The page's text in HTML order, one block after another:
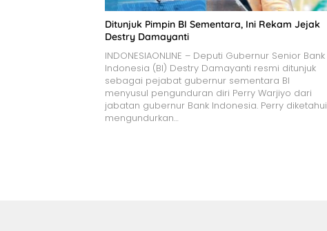
Ditunjuk Pimpin BI Sementara, Ini Rekam Jejak
Destry Damayanti
INDONESIAONLINE – Deputi Gubernur Senior Bank
Indonesia (BI) Destry Damayanti resmi ditunjuk
sebagai pejabat gubernur sementara BI
menyusul pengunduran diri Perry Warjiyo dari
jabatan gubernur Bank Indonesia. Perry diketahui
mengundurkan…